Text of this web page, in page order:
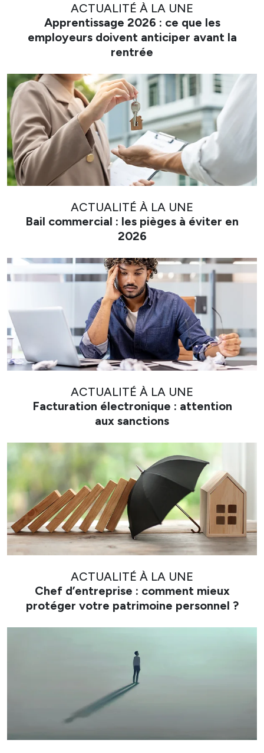
ACTUALITÉ À LA UNE
Apprentissage 2026 : ce que les
employeurs doivent anticiper avant la
rentrée
ACTUALITÉ À LA UNE
Bail commercial : les pièges à éviter en
2026
ACTUALITÉ À LA UNE
Facturation électronique : attention
aux sanctions
ACTUALITÉ À LA UNE
Chef d’entreprise : comment mieux
protéger votre patrimoine personnel ?